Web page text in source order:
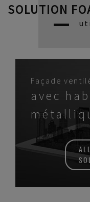
SOLUTION
Façade
avec